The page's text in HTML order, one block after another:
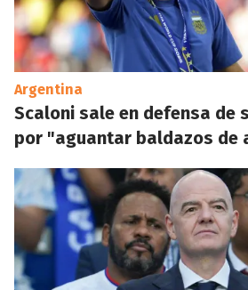
Argentina
Scaloni sale en defensa de
por "aguantar baldazos de